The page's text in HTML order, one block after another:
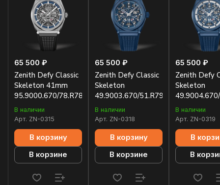
65 500 ₽
Zenith Defy Classic
Skeleton 41mm
95.9000.670/78.R782
В наличии
Арт. ZN-0315
В корзину
В корзине
65 500 ₽
Zenith Defy Classic
Skeleton
49.9003.670/51.R793
В наличии
Арт. ZN-0318
В корзину
В корзине
65 500 ₽
Zenith Defy
Skeleton
В наличии
Арт. ZN-0319
В
В